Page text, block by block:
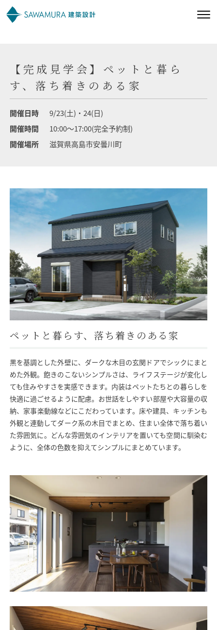
私たちの家づくり
施工事例
モデルハウス イベント参加
資料請求 相談予約
SAWAMURAリフォーム
SAWAMURA不動産
【完成見学会】ペットと暮ら
す、落ち着きのある家
開催日時
9/23(土)・24(日)
開催時間
10:00～17:00(完全予約制)
開催場所
滋賀県高島市安曇川町
ペットと暮らす、落ち着きのある家
黒を基調とした外壁に、ダークな木目の玄関ドアでシックにまと
めた外観。飽きのこないシンプルさは、ライフステージが変化し
ても住みやすさを実感できます。内装はペットたちとの暮らしを
快適に過ごせるように配慮。お世話をしやすい部屋や大容量の収
納、家事楽動線などにこだわっています。床や建具、キッチンも
外観と連動してダーク系の木目でまとめ、住まい全体で落ち着い
た雰囲気に。どんな雰囲気のインテリアを置いても空間に馴染む
ように、全体の色数を抑えてシンプルにまとめています。